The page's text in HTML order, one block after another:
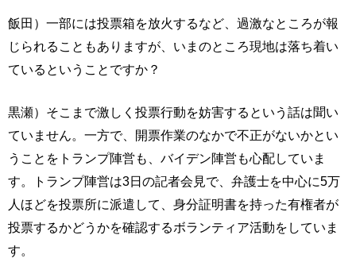
飯田）一部には投票箱を放火するなど、過激なところが報
じられることもありますが、いまのところ現地は落ち着い
ているということですか？
黒瀬）そこまで激しく投票行動を妨害するという話は聞い
ていません。一方で、開票作業のなかで不正がないかとい
うことをトランプ陣営も、バイデン陣営も心配していま
す。トランプ陣営は3日の記者会見で、弁護士を中心に5万
人ほどを投票所に派遣して、身分証明書を持った有権者が
投票するかどうかを確認するボランティア活動をしていま
す。